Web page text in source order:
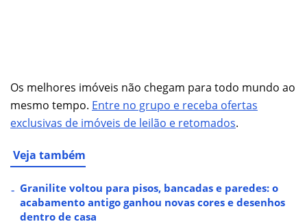
Os melhores imóveis não chegam para todo mundo ao
mesmo tempo. Entre no grupo e receba ofertas
exclusivas de imóveis de leilão e retomados.
Veja também
Granilite voltou para pisos, bancadas e paredes: o
acabamento antigo ganhou novas cores e desenhos
dentro de casa